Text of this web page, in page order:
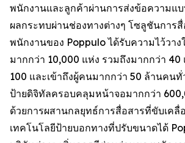
พนักงานและลูกค้าผ่านการส่งข้อความแบ
ผลกระทบผ่านช่องทางต่างๆ โซลูชันการ
พนักงานของ Poppulo ได้รับความไว้วาง
มากกว่า 10,000 แห่ง รวมถึงมากกว่า 40
100 และเข้าถึงผู้คนมากกว่า 50 ล้านคนทั่
ป้ายดิจิทัลครอบคลุมหน้าจอมากกว่า
ด้วยการผสานกลยุทธ์การสื่อสารที่ขับเค
เทคโนโลยีป้ายบอกทางที่ปรับขนาดได้